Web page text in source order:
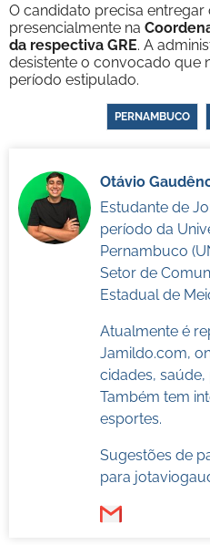
O candidato precisa
presencialmente na
da respectiva GRE. A
desistente o convocado que
período estipulado.
PERNAMBUCO
Otávio
Estudante de
período da
Pernambuco
Setor de
Estadual de
Atualmente é
Jamildo.com,
cidades,
Também tem
esportes.
Sugestões de
para